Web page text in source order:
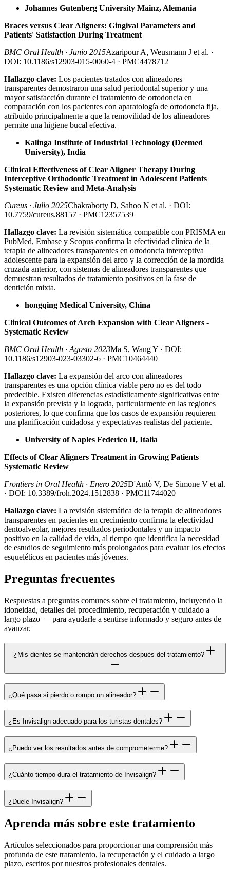
Johannes Gutenberg University Mainz, Alemania
Braces versus Clear Aligners: Gingival Parameters and
Patients' Satisfaction During Treatment
BMC Oral Health · Junio 2015Azaripour A, Weusmann J et al. ·
DOI: 10.1186/s12903-015-0060-4 · PMC4478712
Hallazgo clave: Los pacientes tratados con alineadores
transparentes demostraron una salud periodontal superior y una
mayor satisfacción durante el tratamiento de ortodoncia en
comparación con los pacientes con aparatología de ortodoncia fija,
atribuido principalmente a que la removilidad de los alineadores
permite una higiene bucal efectiva.
Kalinga Institute of Industrial Technology (Deemed
University), India
Clinical Effectiveness of Clear Aligner Therapy During
Interceptive Orthodontic Treatment in Adolescent Patients
Systematic Review and Meta-Analysis
Cureus · Julio 2025Chakraborty D, Sahoo N et al. · DOI:
10.7759/cureus.88157 · PMC12357539
Hallazgo clave: La revisión sistemática compatible con PRISMA en
PubMed, Embase y Scopus confirma la efectividad clínica de la
terapia de alineadores transparentes en ortodoncia interceptiva
adolescente para la expansión del arco y la corrección de la mordida
cruzada anterior, con sistemas de alineadores transparentes que
demuestran resultados de tratamiento positivos en la fase de
dentición mixta.
hongqing Medical University, China
Clinical Outcomes of Arch Expansion with Clear Aligners -
Systematic Review
BMC Oral Health · Agosto 2023Ma S, Wang Y · DOI:
10.1186/s12903-023-03302-6 · PMC10464440
Hallazgo clave: La expansión del arco con alineadores
transparentes es una opción clínica viable pero no es del todo
predecible. Existen diferencias estadísticamente significativas entre
la expansión prevista y la lograda, particularmente en las regiones
posteriores, lo que confirma que los casos de expansión requieren
una planificación cuidadosa y expectativas realistas del paciente.
University of Naples Federico II, Italia
Effects of Clear Aligners Treatment in Growing Patients
Systematic Review
Frontiers in Oral Health · Enero 2025D'Antò V, De Simone V et al.
· DOI: 10.3389/froh.2024.1512838 · PMC11744020
Hallazgo clave: La revisión sistemática de la terapia de alineadores
transparentes en pacientes en crecimiento confirma la efectividad
dentoalveolar, mejores resultados periodontales y un impacto
positivo en la calidad de vida, al tiempo que identifica la necesidad
de estudios de seguimiento más prolongados para evaluar los efectos
esqueléticos en pacientes más jóvenes.
Preguntas frecuentes
Respuestas a preguntas comunes sobre el tratamiento, incluyendo la
idoneidad, detalles del procedimiento, recuperación y cuidado a
largo plazo — para ayudarle a sentirse informado y seguro antes de
avanzar.
¿Mis dientes se mantendrán derechos después del tratamiento?
¿Qué pasa si pierdo o rompo un alineador?
¿Es Invisalign adecuado para los turistas dentales?
¿Puedo ver los resultados antes de comprometerme?
¿Cuánto tiempo dura el tratamiento de Invisalign?
¿Duele Invisalign?
Aprenda más sobre este tratamiento
Artículos seleccionados para proporcionar una comprensión más
profunda de este tratamiento, la recuperación y el cuidado a largo
plazo, escritos por nuestros profesionales dentales.